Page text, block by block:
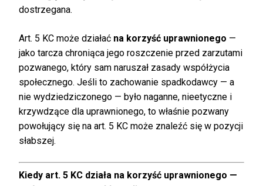
dostrzegana.
Art. 5 KC może działać na korzyść uprawnionego —
jako tarcza chroniąca jego roszczenie przed zarzutami
pozwanego, który sam naruszał zasady współżycia
społecznego. Jeśli to zachowanie spadkodawcy — a
nie wydziedziczonego — było naganne, nieetyczne i
krzywdzące dla uprawnionego, to właśnie pozwany
powołujący się na art. 5 KC może znaleźć się w pozycji
słabszej.
Kiedy art. 5 KC działa na korzyść uprawnionego —